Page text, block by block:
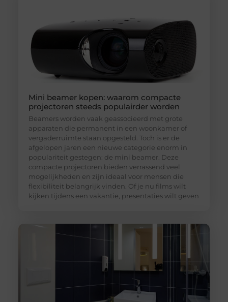
Mini beamer kopen: waarom compacte
projectoren steeds populairder worden
Beamers worden vaak geassocieerd met grote
apparaten die permanent in een woonkamer of
vergaderruimte staan opgesteld. Toch is er de
afgelopen jaren een nieuwe categorie enorm in
populariteit gestegen: de mini beamer. Deze
compacte projectoren bieden verrassend veel
mogelijkheden en zijn ideaal voor mensen die
flexibiliteit belangrijk vinden. Of je nu films wilt
kijken tijdens een vakantie, presentaties wilt geven